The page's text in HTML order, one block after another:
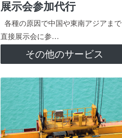
展示会参加代行
各種の原因で中国や東南アジアまで
直接展示会に参…
その他のサービス